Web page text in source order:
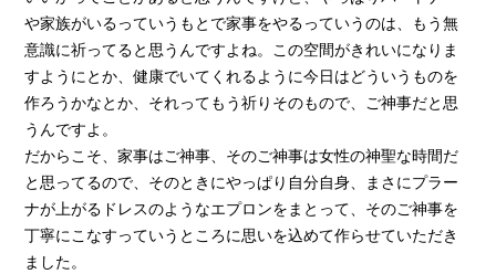
や家族がいるっていうもとで家事をやるっていうのは、もう無
意識に祈ってると思うんですよね。この空間がきれいになりま
すようにとか、健康でいてくれるように今日はどういうものを
作ろうかなとか、それってもう祈りそのもので、ご神事だと思
うんですよ。
だからこそ、家事はご神事、そのご神事は女性の神聖な時間だ
と思ってるので、そのときにやっぱり自分自身、まさにプラー
ナが上がるドレスのようなエプロンをまとって、そのご神事を
丁寧にこなすっていうところに思いを込めて作らせていただき
ました。